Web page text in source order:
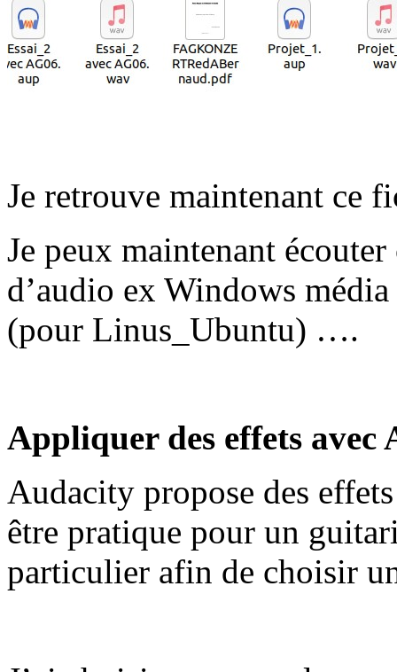
Je retrouve maintenant ce
Je peux maintenant
d’audio ex Windows
(pour Linus_Ubuntu) ….
Appliquer des effets avec
Audacity propose des
être pratique pour un
particulier afin de choisir